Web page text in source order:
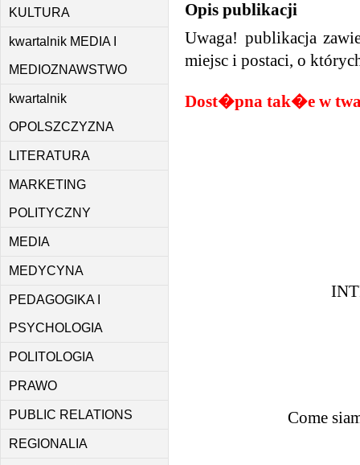
KULTURA
kwartalnik MEDIA I
MEDIOZNAWSTWO
kwartalnik
OPOLSZCZYZNA
LITERATURA
MARKETING
POLITYCZNY
MEDIA
MEDYCYNA
PEDAGOGIKA I
PSYCHOLOGIA
POLITOLOGIA
PRAWO
PUBLIC RELATIONS
REGIONALIA
Opis publikacji
Uwaga! publikacja
miejsc i postaci, o
Dost�pna tak�e w
Come